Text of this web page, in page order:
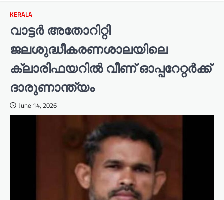
KERALA
വാട്ടർ അതോറിറ്റി
ജലശുദ്ധീകരണശാലയിലെ
ക്ലാരിഫയറിൽ വീണ് ഓപ്പറേറ്റർക്ക്
ദാരുണാന്ത്യം
June 14, 2026